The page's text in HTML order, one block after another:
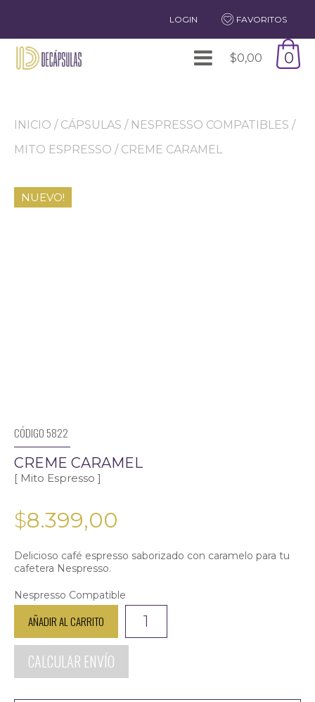
LOGIN FAVORITOS
$0,00 0
INICIO / CÁPSULAS / NESPRESSO COMPATIBLES /
MITO ESPRESSO / CREME CARAMEL
NUEVO!
CÓDIGO 5822
CREME CARAMEL
[ Mito Espresso ]
$8.399,00
Delicioso café espresso saborizado con caramelo para tu
cafetera Nespresso.
Nespresso Compatible
Caramel
cantidad
AÑADIR AL CARRITO
CALCULAR ENVÍO